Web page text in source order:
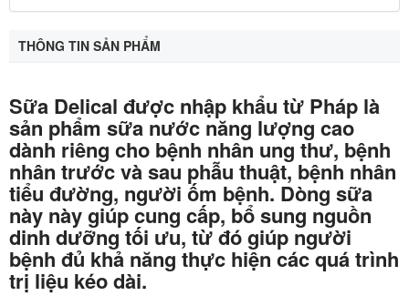
THÔNG TIN SẢN PHẨM
Sữa Delical được nhập khẩu từ Pháp là
sản phẩm sữa nước năng lượng cao
dành riêng cho bệnh nhân ung thư, bệnh
nhân trước và sau phẫu thuật, bệnh nhân
tiểu đường, người ốm bệnh. Dòng sữa
này này giúp cung cấp, bổ sung nguồn
dinh dưỡng tối ưu, từ đó giúp người
bệnh đủ khả năng thực hiện các quá trình
trị liệu kéo dài.